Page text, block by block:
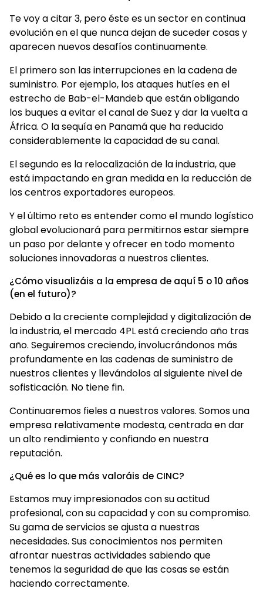
Te voy a citar 3, pero éste es un sector en continua
evolución en el que nunca dejan de suceder cosas y
aparecen nuevos desafíos continuamente.
El primero son las interrupciones en la cadena de
suministro. Por ejemplo, los ataques hutíes en el
estrecho de Bab-el-Mandeb que están obligando
los buques a evitar el canal de Suez y dar la vuelta a
África. O la sequía en Panamá que ha reducido
considerablemente la capacidad de su canal.
El segundo es la relocalización de la industria, que
está impactando en gran medida en la reducción de
los centros exportadores europeos.
Y el último reto es entender como el mundo logístico
global evolucionará para permitirnos estar siempre
un paso por delante y ofrecer en todo momento
soluciones innovadoras a nuestros clientes.
¿Cómo visualizáis a la empresa de aquí 5 o 10 años
(en el futuro)?
Debido a la creciente complejidad y digitalización de
la industria, el mercado 4PL está creciendo año tras
año. Seguiremos creciendo, involucrándonos más
profundamente en las cadenas de suministro de
nuestros clientes y llevándolos al siguiente nivel de
sofisticación. No tiene fin.
Continuaremos fieles a nuestros valores. Somos una
empresa relativamente modesta, centrada en dar
un alto rendimiento y confiando en nuestra
reputación.
¿Qué es lo que más valoráis de CINC?
Estamos muy impresionados con su actitud
profesional, con su capacidad y con su compromiso.
Su gama de servicios se ajusta a nuestras
necesidades. Sus conocimientos nos permiten
afrontar nuestras actividades sabiendo que
tenemos la seguridad de que las cosas se están
haciendo correctamente.